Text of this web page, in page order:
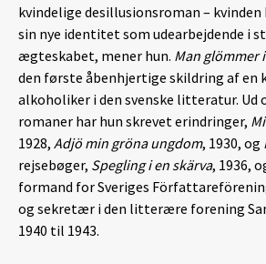
kvindelige desillusionsroman – kvinden
sin nye identitet som udearbejdende i
ægteskabet, mener hun. Man glömmer
den første åbenhjertige skildring af en
alkoholiker i den svenske litteratur. Ud
romaner har hun skrevet erindringer,
1928, Adjö min gröna ungdom, 1930, og
rejsebøger, Spegling i en skärva, 1936,
formand for Sveriges
og sekretær i den litterære forening
1940 til 1943.